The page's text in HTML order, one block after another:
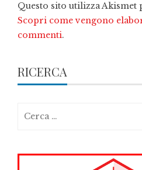
Questo sito utilizza
Scopri come vengono
commenti.
RICERCA